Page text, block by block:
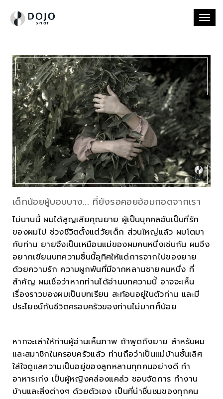
เด็กน้อยผู้บอบบาง... ที่ยังรอคอยอ้อมกอดจากเรา
ไม่นานนี้ ผมได้สูญเสียคุณยาย ผู้เป็นบุคคลอันเป็นที่รัก
ของผมไป ช่วงชีวิตตั้งแต่วัยเด็ก ส่วนใหญ่แล้ว ผมโตมา
กับท่าน ยายจึงเป็นเหมือนแม่ของผมคนหนึ่งเช่นกัน ผมจึง
อยากเขียนบทความชิ้นนี้อุทิศให้แด่การจากไปของยาย
ด้วยความรัก ความผูกพันที่มีจากหลานชายคนหนึ่ง ที่
สำคัญ ผมเชื่อว่าหากท่านได้อ่านบทความนี้ อาจจะเห็น
เรื่องราวของผมเป็นบทเรียน สะท้อนอยู่ในตัวท่าน และมี
ประโยชน์กับชีวิตครอบครัวของท่านไม่มากก็น้อย
หากจะเล่าให้ท่านผู้อ่านเห็นภาพ ถ้าพูดถึงยาย สำหรับผม
และสมาชิกในครอบครัวแล้ว ท่านถือว่าเป็นแม่บ้านชั้นเลิศ
ใส่ใจดูแลความเป็นอยู่ของลูกหลานทุกคนอย่างดี ทำ
อาหารเก่ง เป็นผู้หญิงคล่องแคล่ว ชอบจัดการ ทำงาน
บ้านและสิ่งต่างๆ ด้วยตัวเอง เป็นที่น่าชื่นชมของทุกคน